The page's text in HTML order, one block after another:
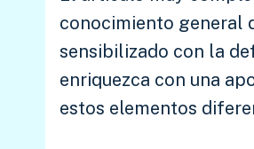
conocimiento general
sensibilizado con la
enriquezca con una
estos elementos